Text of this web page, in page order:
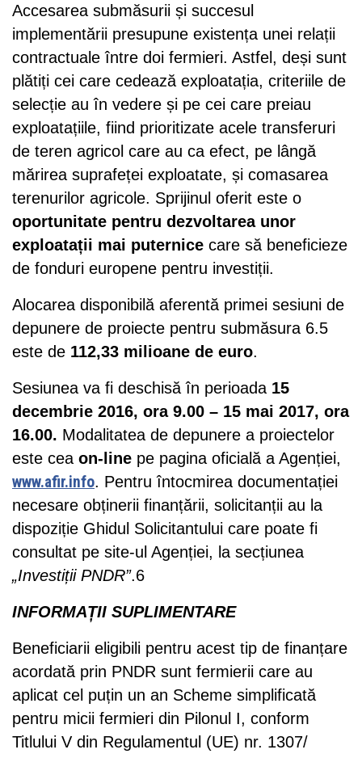
Accesarea submăsurii și succesul
implementării presupune existența unei relații
contractuale între doi fermieri. Astfel, deși sunt
plătiți cei care cedează exploatația, criteriile de
selecție au în vedere și pe cei care preiau
exploatațiile, fiind prioritizate acele transferuri
de teren agricol care au ca efect, pe lângă
mărirea suprafeței exploatate, și comasarea
terenurilor agricole. Sprijinul oferit este o
oportunitate pentru dezvoltarea unor
exploatații mai puternice care să beneficieze
de fonduri europene pentru investiții.
Alocarea disponibilă aferentă primei sesiuni de
depunere de proiecte pentru submăsura 6.5
este de 112,33 milioane de euro.
Sesiunea va fi deschisă în perioada 15
decembrie 2016, ora 9.00 – 15 mai 2017, ora
16.00. Modalitatea de depunere a proiectelor
este cea on-line pe pagina oficială a Agenției,
www.afir.info. Pentru întocmirea documentației
necesare obținerii finanțării, solicitanții au la
dispoziție Ghidul Solicitantului care poate fi
consultat pe site-ul Agenției, la secțiunea
„Investiții PNDR”.6
INFORMAȚII SUPLIMENTARE
Beneficiarii eligibili pentru acest tip de finanțare
acordată prin PNDR sunt fermierii care au
aplicat cel puțin un an Scheme simplificată
pentru micii fermieri din Pilonul I, conform
Titlului V din Regulamentul (UE) nr. 1307/